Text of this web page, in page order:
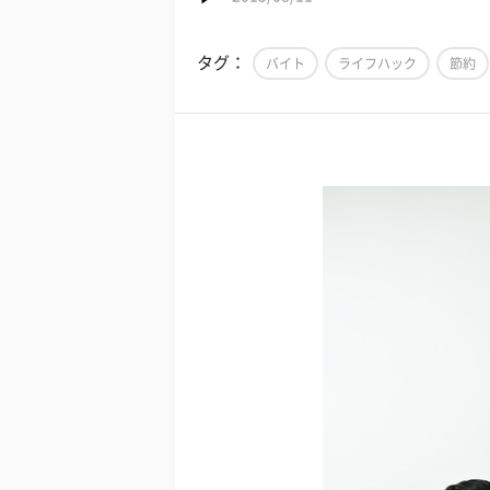
タグ： バイト ライフハック 節約